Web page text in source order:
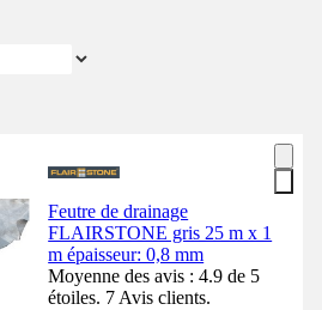
Feutre de drainage
FLAIRSTONE gris 25 m x 1
m épaisseur: 0,8 mm
Moyenne des avis : 4.9 de 5
étoiles. 7 Avis clients.